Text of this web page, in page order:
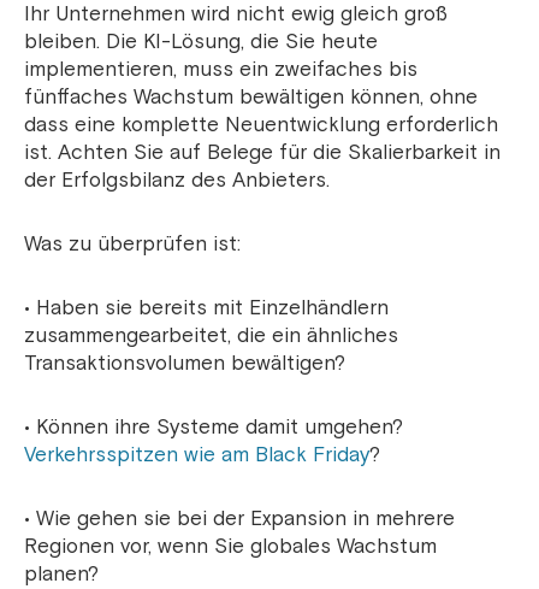
Ihr Unternehmen wird nicht ewig gleich groß
bleiben. Die KI-Lösung, die Sie heute
implementieren, muss ein zweifaches bis
fünffaches Wachstum bewältigen können, ohne
dass eine komplette Neuentwicklung erforderlich
ist. Achten Sie auf Belege für die Skalierbarkeit in
der Erfolgsbilanz des Anbieters.
Was zu überprüfen ist:
• Haben sie bereits mit Einzelhändlern
zusammengearbeitet, die ein ähnliches
Transaktionsvolumen bewältigen?
• Können ihre Systeme damit umgehen?
Verkehrsspitzen wie am Black Friday?
• Wie gehen sie bei der Expansion in mehrere
Regionen vor, wenn Sie globales Wachstum
planen?